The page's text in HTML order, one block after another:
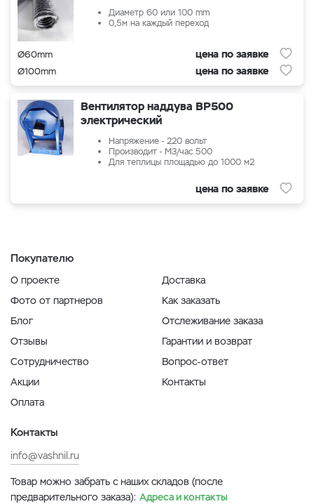
Диаметр 60 или 100 mm
0,5м на каждый переход
Ø60mm цена по заявке
Ø100mm цена по заявке
Вентилятор наддува ВР500
электрический
Напряжение - 220 вольт
Производит - М3/час 500
Для теплицы площадью до 1000 м2
цена по заявке
Покупателю
О проекте
Фото от партнеров
Блог
Отзывы
Сотрудничество
Акции
Оплата
Доставка
Как заказать
Отслеживание заказа
Гарантии и возврат
Вопрос-ответ
Контакты
Контакты
info@vashnil.ru
Товар можно забрать с наших складов (после
предварительного заказа): Адреса и контакты